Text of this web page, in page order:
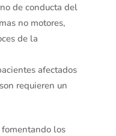
de conducta del
no motores,
de la
afectados
requieren un
fomentando los